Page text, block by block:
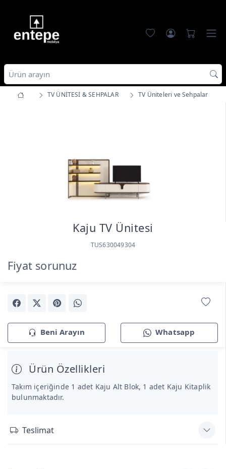
TV ÜNİTESİ & SEHPALAR TV Üniteleri ve Sehpalar
Kaju TV Ünitesi
TUS630049304
Fiyat sorunuz
Beni Arayın Whatsapp
Ürün Özellikleri
Takım içeriğinde 1 adet Kaju Alt Blok, 1 adet Kaju Ki̇taplik
bulunmaktadır.
Teslimat